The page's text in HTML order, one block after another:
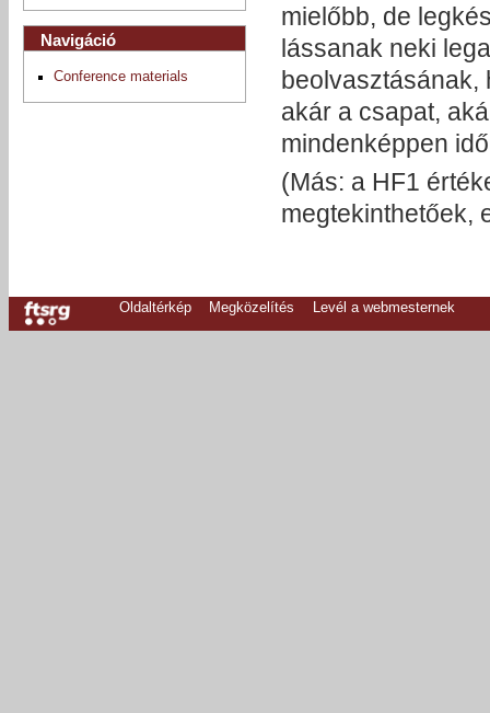
mielőbb, de
lássanak neki
beolvasztásának,
akár a csapat,
mindenképpen
(Más: a HF1
megtekinthetőek,
Navigáció
Conference materials
Oldaltérkép Megközelítés Levél a webmesternek